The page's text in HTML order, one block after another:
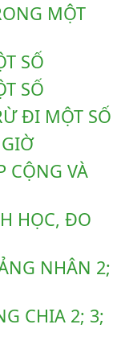
MỘT
SỐ
SỐ
ĐI MỘT SỐ
CỘNG VÀ
HỌC, ĐO
NHÂN 2;
CHIA 2; 3;